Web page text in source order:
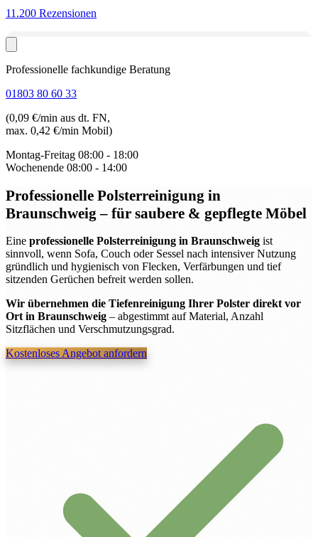
11.200 Rezensionen
Professionelle fachkundige Beratung
01803 80 60 33
(0,09 €/min aus dt. FN,
max. 0,42 €/min Mobil)
Montag-Freitag 08:00 - 18:00
Wochenende 08:00 - 14:00
Professionelle Polsterreinigung in
Braunschweig– für saubere & gepflegte Möbel
Eine professionelle Polsterreinigung in Braunschweig ist
sinnvoll, wenn Sofa, Couch oder Sessel nach intensiver Nutzung
gründlich und hygienisch von Flecken, Verfärbungen und tief
sitzenden Gerüchen befreit werden sollen.
Wir übernehmen die Tiefenreinigung Ihrer Polster direkt vor
Ort in Braunschweig– abgestimmt auf Material, Anzahl
Sitzflächen und Verschmutzungsgrad.
Kostenloses Angebot anfordern